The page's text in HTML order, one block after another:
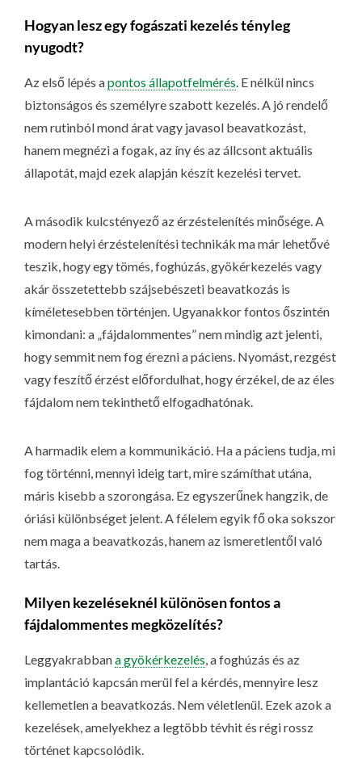
Hogyan lesz egy fogászati kezelés tényleg
nyugodt?
Az első lépés apontos állapotfelmérés. E nélkül nincs
biztonságos és személyre szabott kezelés. A jó rendelő
nem rutinból mond árat vagy javasol beavatkozást,
hanem megnézi a fogak, az íny és az állcsont aktuális
állapotát, majd ezek alapján készít kezelési tervet.
A második kulcstényező az érzéstelenítés minősége. A
modern helyi érzéstelenítési technikák ma már lehetővé
teszik, hogy egy tömés, foghúzás, gyökérkezelés vagy
akár összetettebb szájsebészeti beavatkozás is
kíméletesebben történjen. Ugyanakkor fontos őszintén
kimondani: a „fájdalommentes” nem mindig azt jelenti,
hogy semmit nem fog érezni a páciens. Nyomást, rezgést
vagy feszítő érzést előfordulhat, hogy érzékel, de az éles
fájdalom nem tekinthető elfogadhatónak.
A harmadik elem a kommunikáció. Ha a páciens tudja, mi
fog történni, mennyi ideig tart, mire számíthat utána,
máris kisebb a szorongása. Ez egyszerűnek hangzik, de
óriási különbséget jelent. A félelem egyik fő oka sokszor
nem maga a beavatkozás, hanem az ismeretlentől való
tartás.
Milyen kezeléseknél különösen fontos a
fájdalommentes megközelítés?
Leggyakrabbana gyökérkezelés, a foghúzás és az
implantáció kapcsán merül fel a kérdés, mennyire lesz
kellemetlen a beavatkozás. Nem véletlenül. Ezek azok a
kezelések, amelyekhez a legtöbb tévhit és régi rossz
történet kapcsolódik.